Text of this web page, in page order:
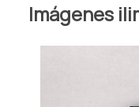
Imágenes